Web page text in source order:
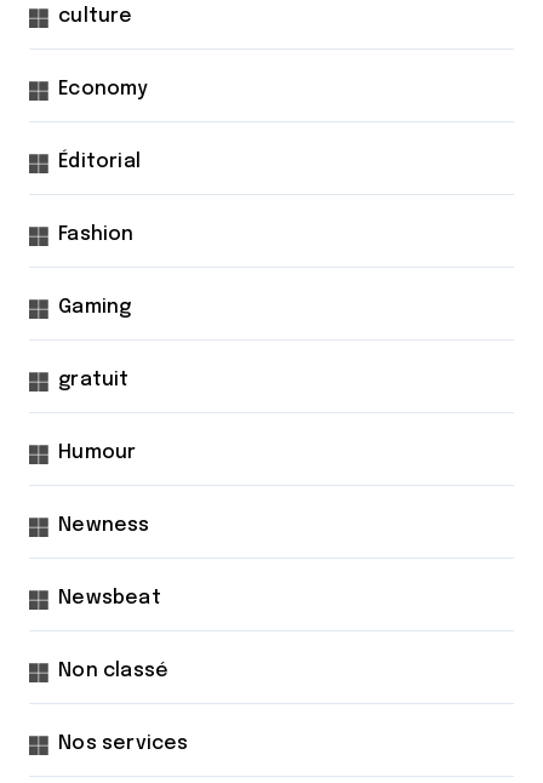
culture
Economy
Éditorial
Fashion
Gaming
gratuit
Humour
Newness
Newsbeat
Non classé
Nos services